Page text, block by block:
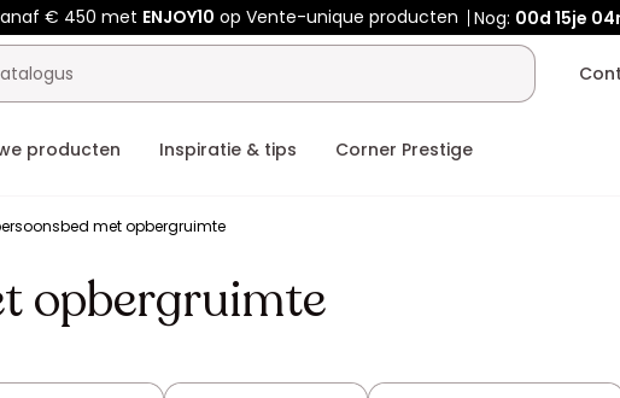
€ 450 met ENJOY10 op Vente-unique producten Nog: 00d 15je
producten Inspiratie & tips Corner Prestige
met opbergruimte
opbergruimte